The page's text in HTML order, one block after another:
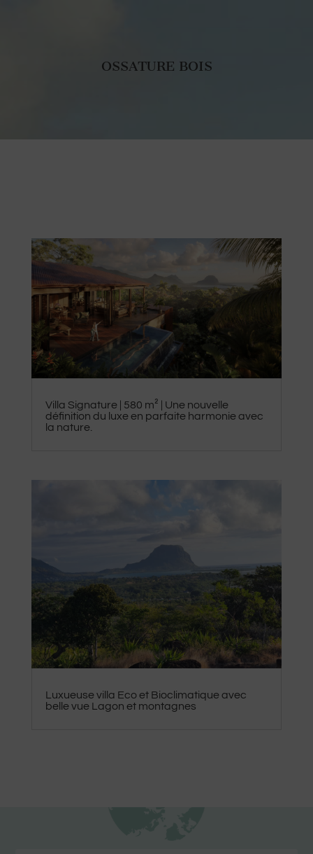
OSSATURE BOIS
​Villa Signature | 580 m² | Une nouvelle
définition du luxe en parfaite harmonie avec
la nature.
Luxueuse villa Eco et Bioclimatique avec
belle vue Lagon et montagnes